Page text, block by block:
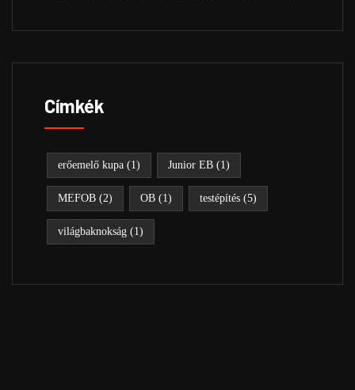
Címkék
erőemelő kupa (1) Junior EB (1)
MEFOB (2) OB (1) testépítés (5)
világbaknokság (1)